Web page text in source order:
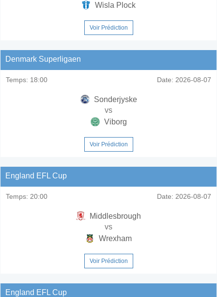
Wisla Plock
Voir Prédiction
Denmark Superligaen
Temps: 18:00 Date: 2026-08-07
Sonderjyske
vs
Viborg
Voir Prédiction
England EFL Cup
Temps: 20:00 Date: 2026-08-07
Middlesbrough
vs
Wrexham
Voir Prédiction
England EFL Cup